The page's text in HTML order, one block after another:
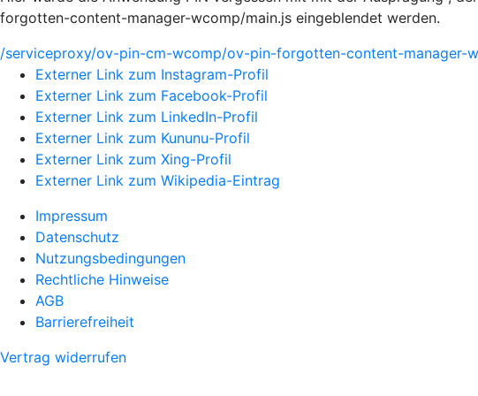
forgotten-content-manager-wcomp/main.js eingeblendet werden.
/serviceproxy/ov-pin-cm-wcomp/ov-pin-forgotten-content-manager-
Externer Link zum Instagram-Profil
Externer Link zum Facebook-Profil
Externer Link zum LinkedIn-Profil
Externer Link zum Kununu-Profil
Externer Link zum Xing-Profil
Externer Link zum Wikipedia-Eintrag
Impressum
Datenschutz
Nutzungsbedingungen
Rechtliche Hinweise
AGB
Barrierefreiheit
Vertrag widerrufen